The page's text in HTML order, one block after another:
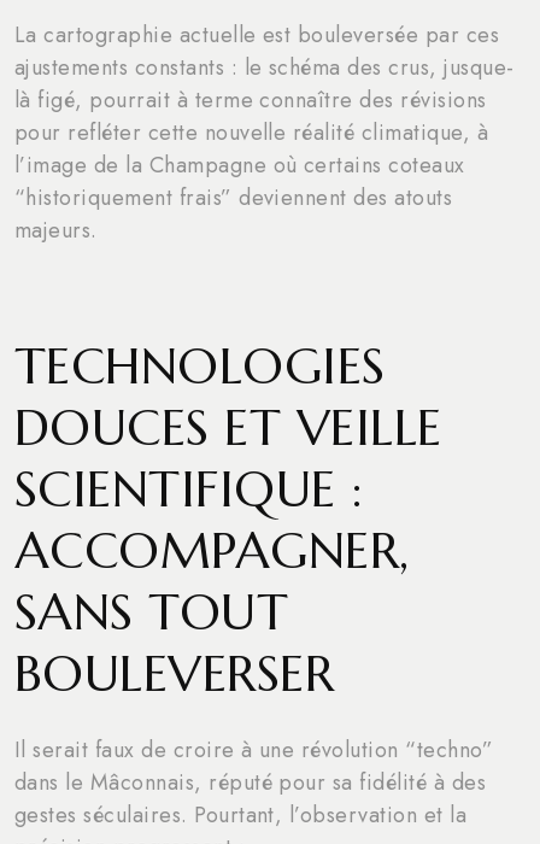
La cartographie actuelle est bouleversée par ces
ajustements constants : le schéma des crus, jusque-
là figé, pourrait à terme connaître des révisions
pour refléter cette nouvelle réalité climatique, à
l’image de la Champagne où certains coteaux
“historiquement frais” deviennent des atouts
majeurs.
TECHNOLOGIES
DOUCES ET VEILLE
SCIENTIFIQUE :
ACCOMPAGNER,
SANS TOUT
BOULEVERSER
Il serait faux de croire à une révolution “techno”
dans le Mâconnais, réputé pour sa fidélité à des
gestes séculaires. Pourtant, l’observation et la